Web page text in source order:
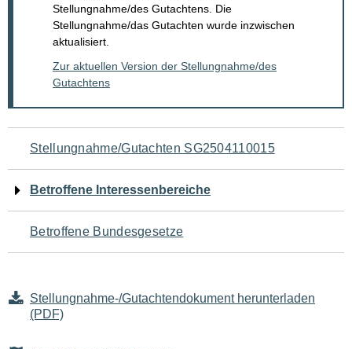
Stellungnahme/des Gutachtens. Die
Stellungnahme/das Gutachten wurde inzwischen
aktualisiert.
Zur aktuellen Version der Stellungnahme/des
Gutachtens
Navigation
für
den
Seiteninhalt
Stellungnahme/Gutachten SG2504110015
Betroffene Interessenbereiche
Betroffene Bundesgesetze
Stellungnahme-/Gutachtendokument herunterladen
(PDF)